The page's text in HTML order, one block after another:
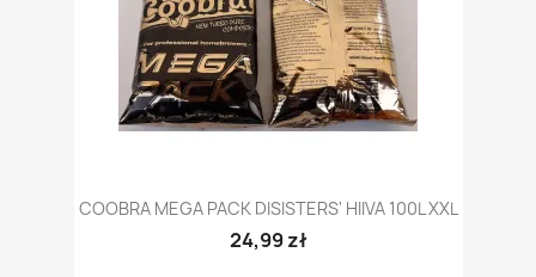
COOBRA MEGA PACK DISISTERS' HIIVA 100L XXL
24,99 zł